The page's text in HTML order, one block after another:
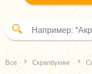
Все Скрапбукинг